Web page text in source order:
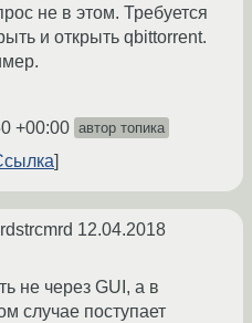
не в этом. Требуется
и открыть qbittorrent.
+00:00 автор топика
12.04.2018
не через GUI, а в
случае поступает